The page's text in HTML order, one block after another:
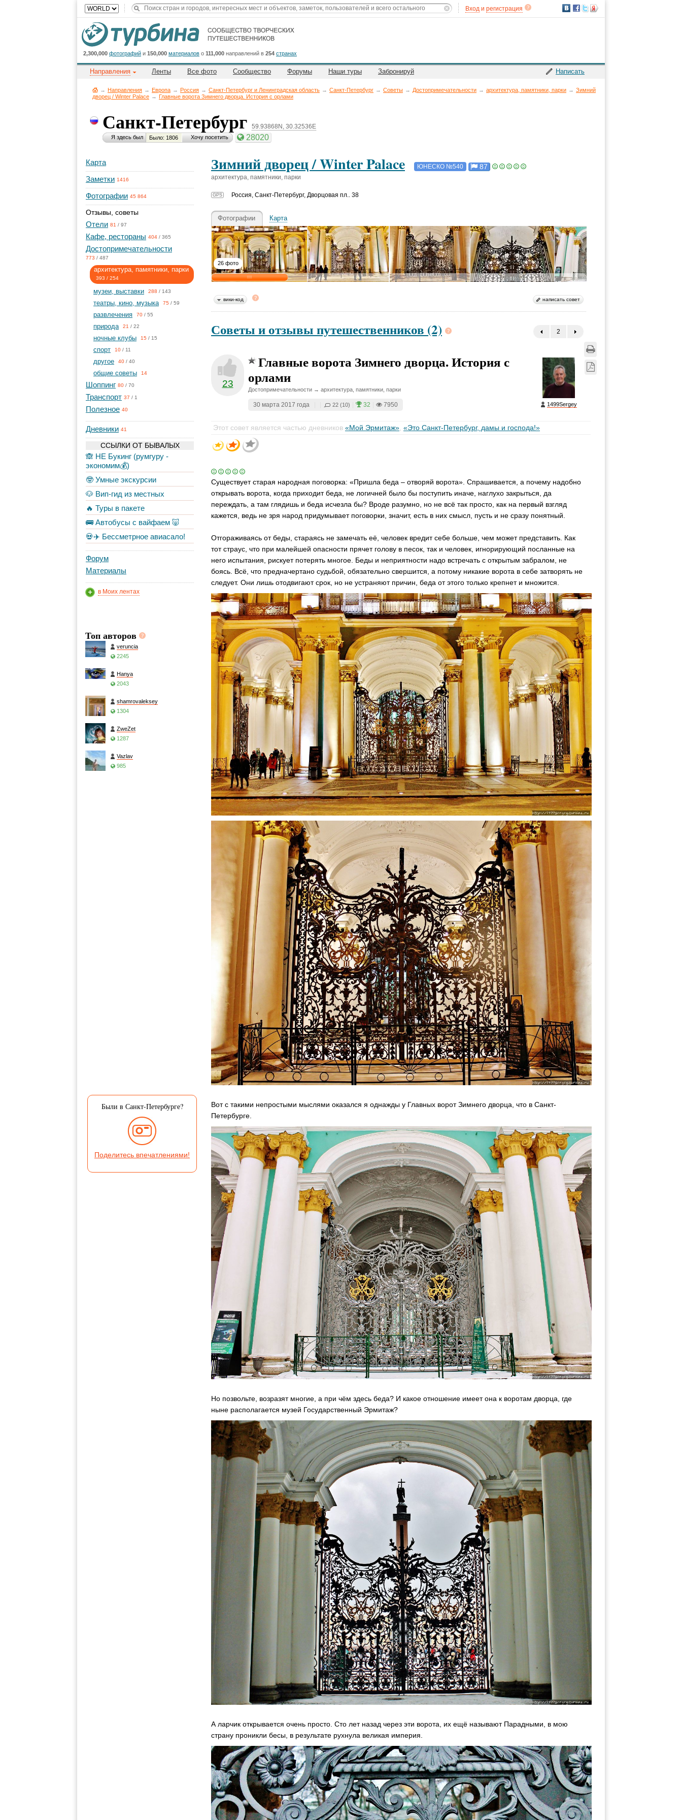
Вход и регистрация
2,300,000 фотографий и 150,000 материалов о 111,000 направлений в 254 странах
Написать
Направления Ленты Все фото Сообщество Форумы Наши туры Забронируй
→ Направления → Европа → Россия → Санкт-Петербург и Ленинградская область → Санкт-Петербург → Советы → Достопримечательности → архитектура, памятники, парки → Зимний
дворец / Winter Palace → Главные ворота Зимнего дворца. История с орлами
Санкт-Петербург 59.93868N, 30.32536E
Я здесь был Было: 1806 Хочу посетить 28020
Карта
Заметки 1416
Фотографии 45 864
Отзывы, советы
Отели 81 / 97
Кафе, рестораны 404 / 365
Достопримечательности
773 / 487
архитектура, памятники, парки
393 / 254
музеи, выставки 288 / 143
театры, кино, музыка 75 / 59
развлечения 70 / 55
природа 21 / 22
ночные клубы 15 / 15
спорт 10 / 11
другое 40 / 40
общие советы 14
Шоппинг 80 / 70
Транспорт 37 / 1
Полезное 40
Дневники 41
ССЫЛКИ ОТ БЫВАЛЫХ
🙈 НЕ Букинг (румгуру -
экономим💰)
🤓 Умные экскурсии
🐶 Вип-гид из местных
🔥 Туры в пакете
🚌 Автобусы с вайфаем 🐷
💀✈️ Бессметрное авиасало!
Форум
Материалы
в Моих лентах
Топ авторов
veruncia
2245
Hanya
2043
shamrovaleksey
1304
ZweZet
1287
Vazlav
985
Были в Санкт-Петербурге?
Поделитесь впечатлениями!
Зимний дворец / Winter Palace ЮНЕСКО №540 87
архитектура, памятники, парки
GPS Россия, Санкт-Петербург, Дворцовая пл.. 38
Фотографии Карта
26 фото
вики-код написать совет
Советы и отзывы путешественников (2) 2
23
1499Sergey
Главные ворота Зимнего дворца. История с
орлами
Достопримечательности → архитектура, памятники, парки
30 марта 2017 года 22 (10) 32 7950
Этот совет является частью дневников «Мой Эрмитаж» «Это Санкт-Петербург, дамы и господа!»
Существует старая народная поговорка: «Пришла беда – отворяй ворота». Спрашивается, а почему надобно
открывать ворота, когда приходит беда, не логичней было бы поступить иначе, наглухо закрыться, да
переждать, а там глядишь и беда исчезла бы? Вроде разумно, но не всё так просто, как на первый взгляд
кажется, ведь не зря народ придумывает поговорки, значит, есть в них смысл, пусть и не сразу понятный.
Отгораживаясь от беды, стараясь не замечать её, человек вредит себе больше, чем может представить. Как
тот страус, что при малейшей опасности прячет голову в песок, так и человек, игнорирующий посланные на
него испытания, рискует потерять многое. Беды и неприятности надо встречать с открытым забралом, не
боясь. Всё, что предначертано судьбой, обязательно свершится, а потому никакие ворота в себе затворять не
следует. Они лишь отодвигают срок, но не устраняют причин, беда от этого только крепнет и множится.
Вот с такими непростыми мыслями оказался я однажды у Главных ворот Зимнего дворца, что в Санкт-
Петербурге.
Но позвольте, возразят многие, а при чём здесь беда? И какое отношение имеет она к воротам дворца, где
ныне располагается музей Государственный Эрмитаж?
А ларчик открывается очень просто. Сто лет назад через эти ворота, их ещё называют Парадными, в мою
страну проникли бесы, в результате рухнула великая империя.